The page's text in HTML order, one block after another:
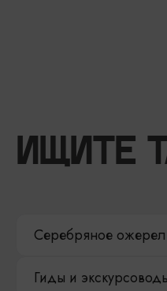
ИЩИТЕ
Серебряное
Гиды и